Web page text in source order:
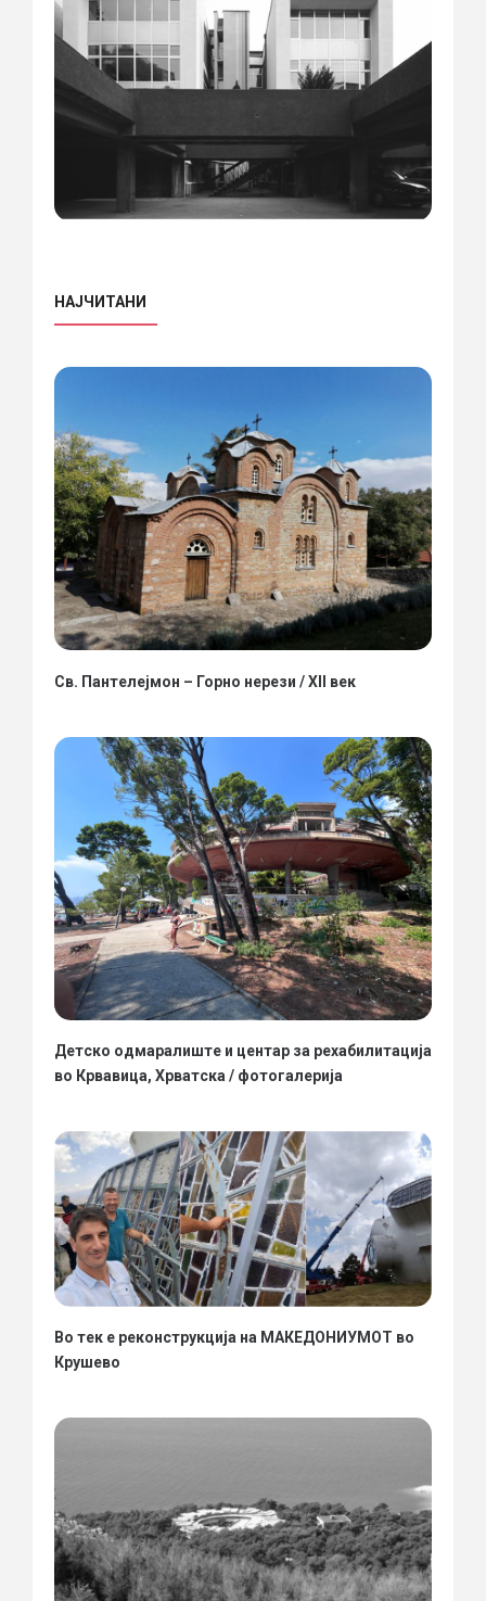
НАЈЧИТАНИ
Св. Пантелејмон – Горно нерези / XII век
Детско одмаралиште и центар за рехабилитација
во Крвавица, Хрватска / фотогалерија
Во тек е реконструкција на МАКЕДОНИУМОТ во
Крушево